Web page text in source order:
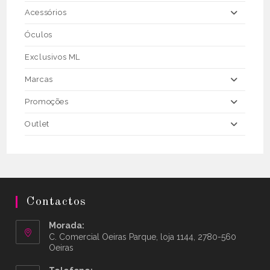
Acessórios
Óculos
Exclusivos ML
Marcas
Promoções
Outlet
Contactos
Morada:
C. Comercial Oeiras Parque, loja 1144, 2780-560
Oeiras